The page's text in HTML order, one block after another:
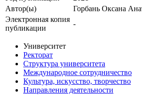
Автор(ы)
Горбань Оксана
Электронная копия
публикации
-
Университет
Ректорат
Структура университета
Международное сотрудничество
Культура, искусство, творчество
Направления деятельности